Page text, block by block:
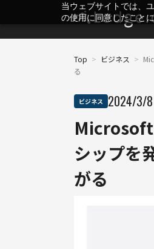
当ウェブサイトでは、
の使用に同意したことに
Top > ビジネス >
る
ビジネス 2024/3/8
Microsoft
シップを
がる